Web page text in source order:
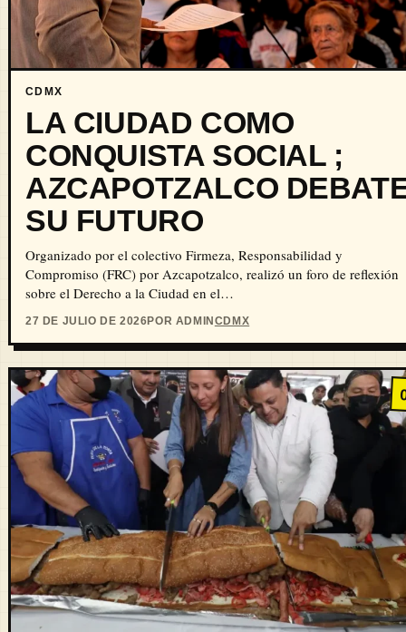
CDMX
LA CIUDAD COMO
CONQUISTA SOCIAL ;
AZCAPOTZALCO
SU FUTURO
Organizado por el colectivo Firmeza, Responsabilidad y
Compromiso (FRC) por Azcapotzalco, realizó un foro de reflexión
sobre el Derecho a la Ciudad en el…
27 DE JULIO DE 2026POR ADMIN CDMX